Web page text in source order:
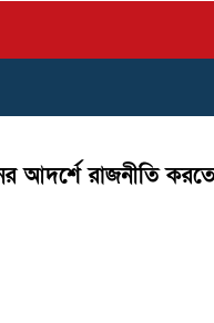
আদর্শে রাজনীতি